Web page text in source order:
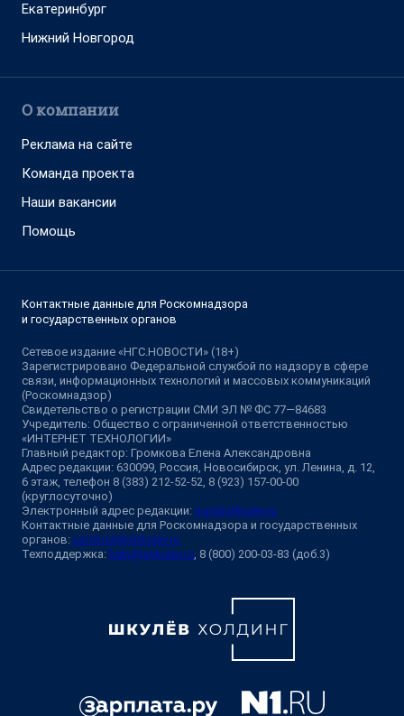
Екатеринбург
Нижний Новгород
О компании
Реклама на сайте
Команда проекта
Наши вакансии
Помощь
Контактные данные для Роскомнадзора
и государственных органов
Сетевое издание «НГС.НОВОСТИ» (18+)
Зарегистрировано Федеральной службой по надзору в сфере
связи, информационных технологий и массовых коммуникаций
(Роскомнадзор)
Свидетельство о регистрации СМИ ЭЛ № ФС 77—84683
Учредитель: Общество с ограниченной ответственностью
«ИНТЕРНЕТ ТЕХНОЛОГИИ»
Главный редактор: Громкова Елена Александровна
Адрес редакции: 630099, Россия, Новосибирск, ул. Ленина, д. 12,
6 этаж, телефон 8 (383) 212-52-52, 8 (923) 157-00-00
(круглосуточно)
Электронный адрес редакции: ngs@shkulev.ru
Контактные данные для Роскомнадзора и государственных
органов: juristnsk@shkulev.ru
Техподдержка: help@shkulev.ru, 8 (800) 200-03-83 (доб.3)